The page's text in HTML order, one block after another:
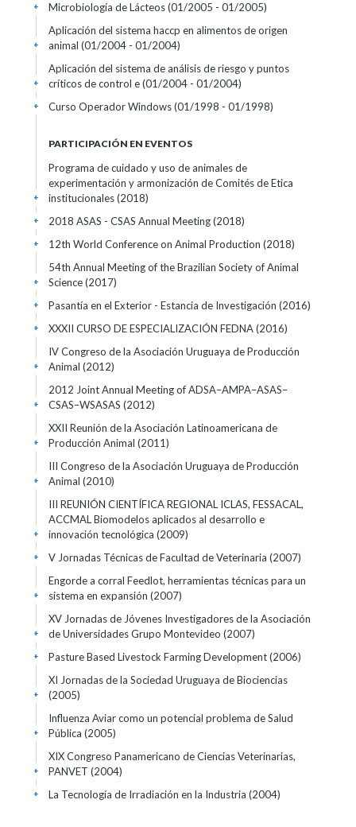
Microbiología de Lácteos(01/2005 - 01/2005)
+
Aplicación del sistema haccp en alimentos de origen
animal (01/2004 - 01/2004)
+
Aplicación del sistema de análisis de riesgo y puntos
críticos de control e(01/2004 - 01/2004)
+
Curso Operador Windows(01/1998 - 01/1998)
+
PARTICIPACIÓN EN EVENTOS
Programa de cuidado y uso de animales de
experimentación y armonización de Comités de Etica
institucionales(2018)
+
2018 ASAS - CSAS Annual Meeting(2018)
+
12th World Conference on Animal Production (2018)
+
54th Annual Meeting of the Brazilian Society of Animal
Science(2017)
+
Pasantía en el Exterior - Estancia de Investigación (2016)
+
XXXII CURSO DE ESPECIALIZACIÓN FEDNA(2016)
+
IV Congreso de la Asociación Uruguaya de Producción
Animal (2012)
+
2012 Joint Annual Meeting of ADSA–AMPA–ASAS–
CSAS–WSASAS (2012)
+
XXII Reunión de la Asociación Latinoamericana de
Producción Animal (2011)
+
III Congreso de la Asociación Uruguaya de Producción
Animal (2010)
+
III REUNIÓN CIENTÍFICA REGIONAL ICLAS, FESSACAL,
ACCMAL Biomodelos aplicados al desarrollo e
innovación tecnológica (2009)
+
V Jornadas Técnicas de Facultad de Veterinaria (2007)
+
Engorde a corral Feedlot, herramientas técnicas para un
sistema en expansión (2007)
+
XV Jornadas de Jóvenes Investigadores de la Asociación
de Universidades Grupo Montevideo (2007)
+
Pasture Based Livestock Farming Development(2006)
+
XI Jornadas de la Sociedad Uruguaya de Biociencias
(2005)
+
Influenza Aviar como un potencial problema de Salud
Pública (2005)
+
XIX Congreso Panamericano de Ciencias Veterinarias,
PANVET (2004)
+
La Tecnología de Irradiación en la Industria (2004)
+